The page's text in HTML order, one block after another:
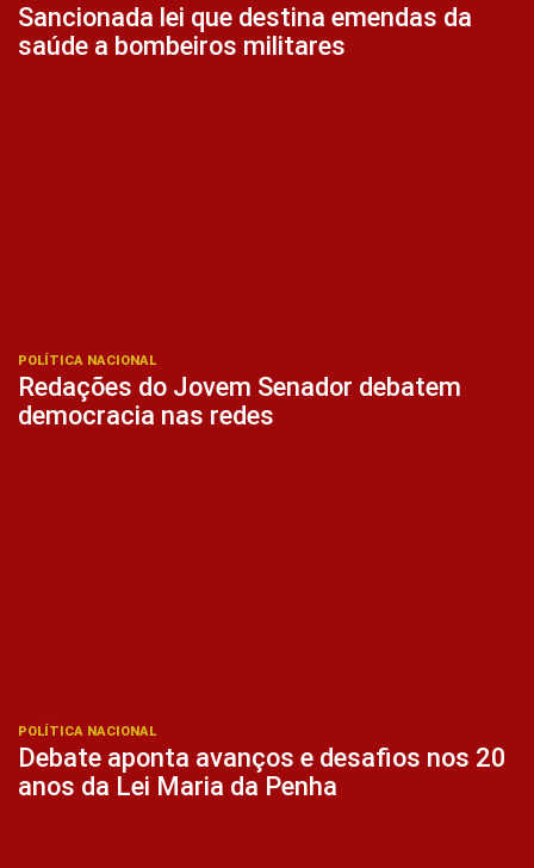
Sancionada lei que destina emendas da
saúde a bombeiros militares
POLÍTICA NACIONAL
Redações do Jovem Senador debatem
democracia nas redes
POLÍTICA NACIONAL
Debate aponta avanços e desafios nos 20
anos da Lei Maria da Penha